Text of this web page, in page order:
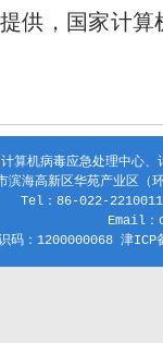
供，国家计
算机病毒应急处理中心
滨海高新区华苑产业区
Tel：86-022-
Email
码：1200000068 津